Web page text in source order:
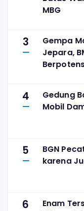
MBG
3
Gempa
Jepara,
4
Gedung
Mobil
5
BGN
karena
6
Enam